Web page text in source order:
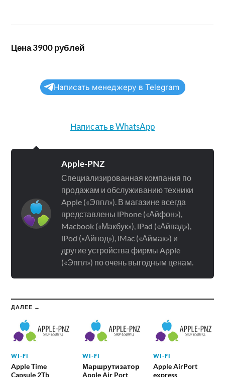
Цена 3900 рублей
Написать менеджеру в Telegram
Написать в WhatsApp
Apple-PNZ
Специализированная компания по
продажам и обслуживанию техники
Apple («Эппл»). В магазине всегда
представлены iPhone («Айфон»),
Macbook («Макбук»), iPad («Айпад»),
iPod («Айпод»), iMac («Аймак») и
другие устройства фирмы Apple
(«Эппл») по очень выгодным ценам.
ДАЛЕЕ →
WI-FI
Apple Time
Capsule 2Tb
WI-FI
Маршрутизатор
Apple Air Port
WI-FI
Apple AirPort
express